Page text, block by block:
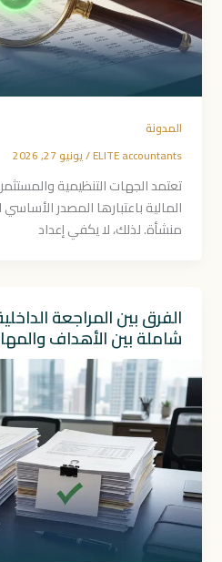
المدونة
ELITE accountants
/يونيو 27, 2026
تعتمد الجهات التنظيمية
المالية باعتبارها المصدر الأساسي
منشأة. لذلك، لا يكفي إعداد
الفرق بين المراجعة
شاملة بين الأهداف